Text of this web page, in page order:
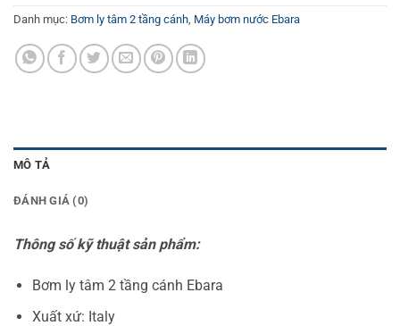
Danh mục: Bơm ly tâm 2 tầng cánh Máy bơm nước Ebara
MÔ TẢ
ĐÁNH GIÁ (0)
Thông số kỹ thuật sản phẩm:
Bơm ly tâm 2 tầng cánh Ebara
Xuất xứ: Italy